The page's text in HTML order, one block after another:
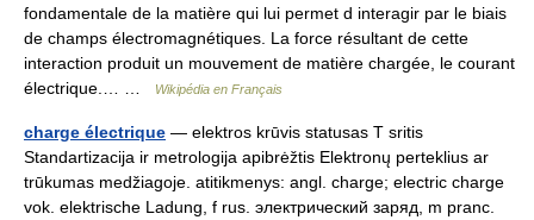
fondamentale de la matière qui lui permet d interagir par le biais
de champs électromagnétiques. La force résultant de cette
interaction produit un mouvement de matière chargée, le courant
électrique.… …
Wikipédia en Français
charge électrique — elektros krūvis statusas T sritis
Standartizacija ir metrologija apibrėžtis Elektronų perteklius ar
trūkumas medžiagoje. atitikmenys: angl. charge; electric charge
vok. elektrische Ladung, f rus. электрический заряд, m pranc.